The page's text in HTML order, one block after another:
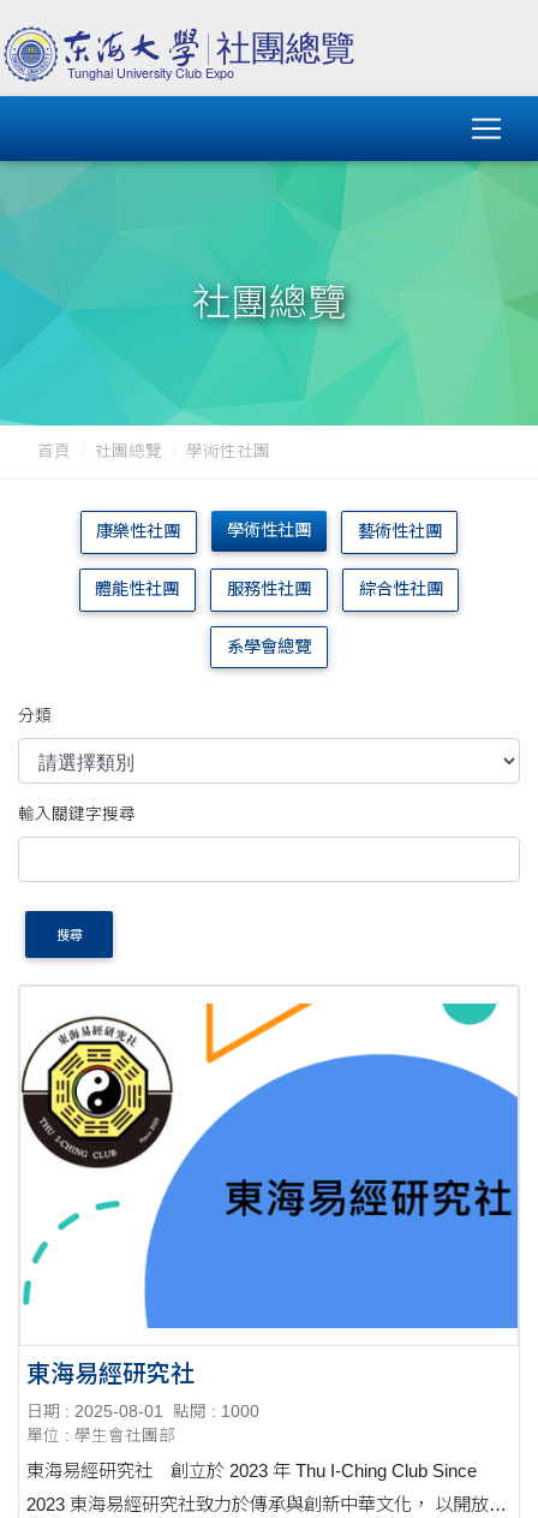
社團總覽
首頁 社團總覽 學術性社團
康樂性社團 學術性社團 藝術性社團
體能性社團 服務性社團 綜合性社團
系學會總覽
分類
輸入關鍵字搜尋
搜尋
東海易經研究社
日期 : 2025-08-01
點閱 : 1000
單位 : 學生會社團部
東海易經研究社 創立於 2023 年 Thu I-Ching Club Since
2023 東海易經研究社致力於傳承與創新中華文化， 以開放的